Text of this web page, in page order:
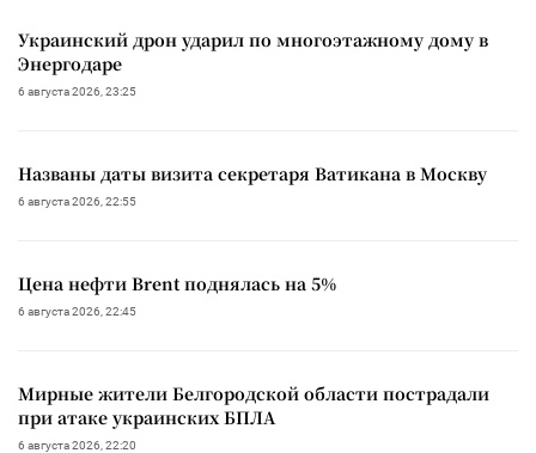
Украинский дрон ударил по многоэтажному дому в
Энергодаре
6 августа 2026, 23:25
Названы даты визита секретаря Ватикана в Москву
6 августа 2026, 22:55
Цена нефти Brent поднялась на 5%
6 августа 2026, 22:45
Мирные жители Белгородской области пострадали
при атаке украинских БПЛА
6 августа 2026, 22:20